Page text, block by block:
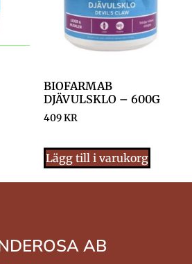
BIOFARMAB
DJÄVULSKLO – 600G
409KR
Lägg till i varukorg
AB